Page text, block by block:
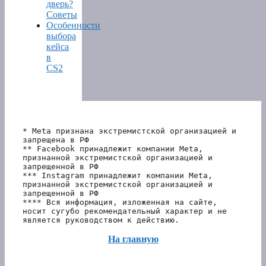
дверь?
Советы
Особенности
выбора
кейса
в
CS2
* Meta признана экстремистской организацией и
запрещена в РФ
** Facebook принадлежит компании Meta,
признанной экстремистской организацией и
запрещенной в РФ
*** Instagram принадлежит компании Meta,
признанной экстремистской организацией и
запрещенной в РФ
**** Вся информация, изложенная на сайте,
носит сугубо рекомендательный характер и не
является руководством к действию.
На главную